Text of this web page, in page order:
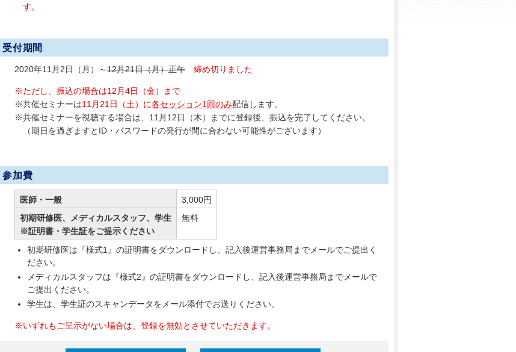
す。
受付期間
2020年11月2日（月）～12月21日（月）正午 締め切りました
※ただし、振込の場合は12月4日（金）まで
※共催セミナーは11月21日（土）に各セッション1回のみ配信します。
※共催セミナーを視聴する場合は、11月12日（木）までに登録後、振込を完了してください。
（期日を過ぎますとID・パスワードの発行が間に合わない可能性がございます）
参加費
医師・一般
3,000円
初期研修医、メディカルスタッフ、学生
※証明書・学生証をご提示ください
無料
初期研修医は『様式1』の証明書をダウンロードし、記入後運営事務局までメールでご提出く
ださい。
メディカルスタッフは『様式2』の証明書をダウンロードし、記入後運営事務局までメールで
ご提出ください。
学生は、学生証のスキャンデータをメール添付でお送りください。
※いずれもご呈示がない場合は、登録を無効とさせていただきます。